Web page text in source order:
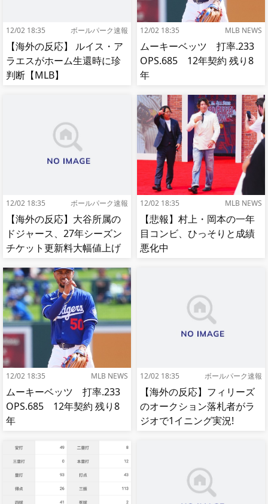
12/02 18:35 ボールパーク速報
【海外の反応】 ルイス・ア
ラエスがホーム生還時に珍
判断【MLB】
12/02 18:35 MLB NEWS
ムーキーベッツ 打率.233
OPS.685 12年契約 残り8
年
12/02 18:35 ボールパーク速報
【海外の反応】大谷所属の
ドジャース、27年シーズン
チケット更新料大幅値上げ
12/02 18:35 MLB NEWS
【悲報】村上・岡本の一年
目コンビ、ひっそりと成績
悪化中
12/02 18:35 MLB NEWS
ムーキーベッツ 打率.233
OPS.685 12年契約 残り8
年
12/02 18:35 ボールパーク速報
【海外の反応】フィリーズ
のオークション落札者がラ
ジオで1イニング実況!